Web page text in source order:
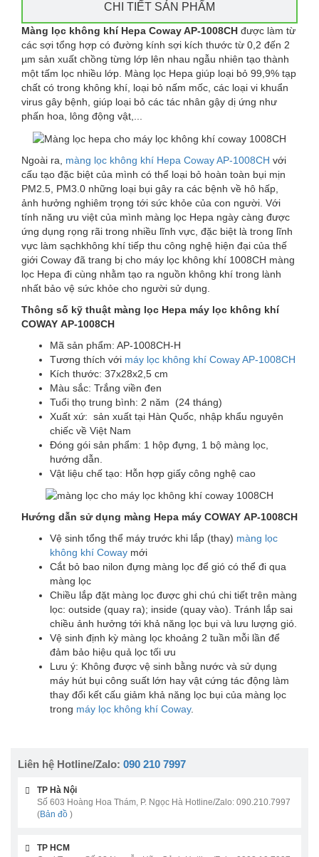
CHI TIẾT SẢN PHẨM
Màng lọc không khí Hepa Coway AP-1008CH được làm từ
các sợi tổng hợp có đường kính sợi kích thước từ 0,2 đến 2
µm sản xuất chồng từng lớp lên nhau ngẫu nhiên tạo thành
một tấm lọc nhiều lớp. Màng lọc Hepa giúp loại bỏ 99,9% tạp
chất có trong không khí, loại bỏ nấm mốc, các loại vi khuẩn
virus gây bệnh, giúp loại bỏ các tác nhân gậy dị ứng như
phấn hoa, lông động vật,...
Ngoài ra, màng lọc không khí Hepa Coway AP-1008CH với
cấu tạo đặc biệt của mình có thể loại bỏ hoàn toàn bụi mịn
PM2.5, PM3.0 những loại bụi gây ra các bệnh về hô hấp,
ảnh hưởng nghiêm trọng tới sức khỏe của con người. Với
tính năng ưu việt của mình màng lọc Hepa ngày càng được
ứng dụng rọng rãi trong nhiều lĩnh vực, đặc biệt là trong lĩnh
vực làm sạchkhông khí tiếp thu công nghệ hiện đại của thế
giới Coway đã trang bị cho máy lọc không khí 1008CH màng
lọc Hepa đi cùng nhằm tạo ra nguồn không khí trong lành
nhất bảo vệ sức khỏe cho người sử dụng.
Thông số kỹ thuật màng lọc Hepa máy lọc không khí
COWAY AP-1008CH
Mã sản phẩm: AP-1008CH-H
Tương thích với máy lọc không khí Coway AP-1008CH
Kích thước: 37x28x2,5 cm
Màu sắc: Trắng viền đen
Tuổi thọ trung bình: 2 năm (24 tháng)
Xuất xứ: sản xuất tại Hàn Quốc, nhập khẩu nguyên
chiếc về Việt Nam
Đóng gói sản phẩm: 1 hộp đựng, 1 bộ màng lọc,
hướng dẫn.
Vật liệu chế tạo: Hỗn hợp giấy công nghệ cao
Hướng dẫn sử dụng màng Hepa máy COWAY AP-1008CH
Vệ sinh tổng thể máy trước khi lắp (thay) màng lọc
không khí Coway mới
Cắt bỏ bao nilon đựng màng lọc để gió có thể đi qua
màng lọc
Chiều lắp đặt màng lọc được ghi chú chi tiết trên màng
lọc: outside (quay ra); inside (quay vào). Tránh lắp sai
chiều ảnh hưởng tới khả năng lọc bụi và lưu lượng gió.
Vệ sinh định kỳ màng lọc khoảng 2 tuần mỗi lần để
đảm bảo hiệu quả lọc tối ưu
Lưu ý: Không được vệ sinh bằng nước và sử dụng
máy hút bụi công suất lớn hay vật cứng tác động làm
thay đổi kết cấu giảm khả năng lọc bụi của màng lọc
trong máy lọc không khí Coway.
Liên hệ Hotline/Zalo: 090 210 7997
TP Hà Nội
Số 603 Hoàng Hoa Thám, P. Ngọc Hà Hotline/Zalo: 090.210.7997
(Bản đồ )
TP HCM